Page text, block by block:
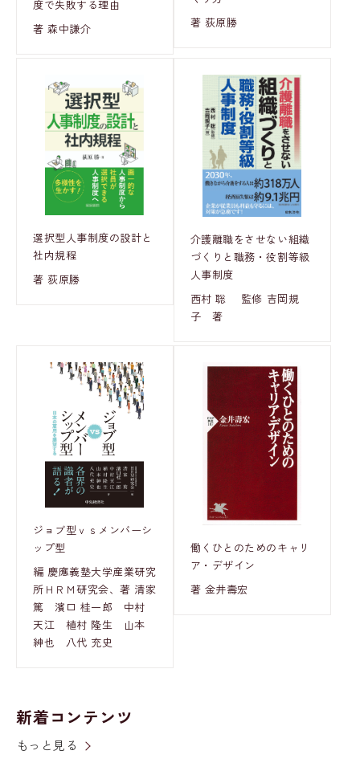
度で失敗する理由
著 森中謙介
著 荻原勝
選択型人事制度の設計と
社内規程
著 荻原勝
介護離職をさせない組織
づくりと職務・役割等級
人事制度
西村 聡 監修 吉岡規
子 著
ジョブ型ｖｓメンバーシ
ップ型
編 慶應義塾大学産業研究
所ＨＲＭ研究会、著 清家
篤 濱口 桂一郎 中村
天江 植村 隆生 山本
紳也 八代 充史
働くひとのためのキャリ
ア・デザイン
著 金井壽宏
新着コンテンツ
もっと見る